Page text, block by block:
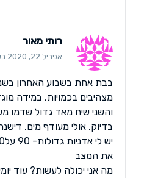
רותי מאור
אפריל 22, 2020 בשעה 6:40 pm
בבת אחת בשבוע האחרון
מצהיבים בכמויות, במידה
והשני שיח מאד גדול שדמו
בדיוק. אולי מעודף מים.
את המצב
מה אני יכולה לעשות? עוד